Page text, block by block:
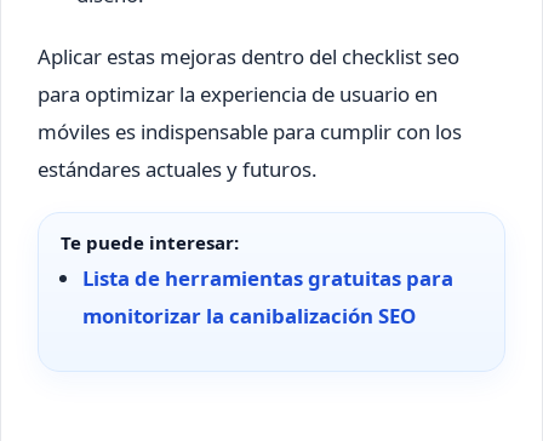
Aplicar estas mejoras dentro del checklist seo
para optimizar la experiencia de usuario en
móviles es indispensable para cumplir con los
estándares actuales y futuros.
Te puede interesar:
Lista de herramientas gratuitas para
monitorizar la canibalización SEO